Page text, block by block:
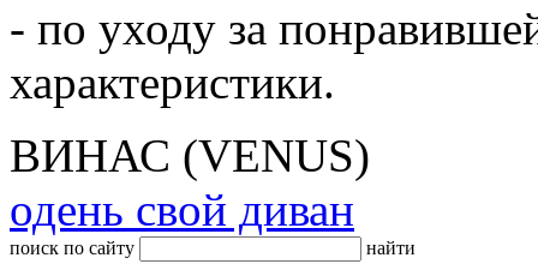
- по уходу за
характеристики.
ВИНАС (VENUS)
одень свой диван
поиск по сайту найти